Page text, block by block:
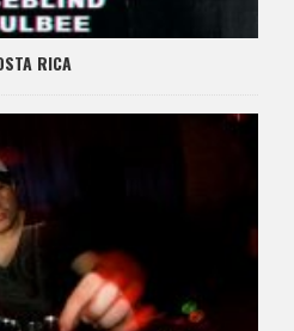
RICA